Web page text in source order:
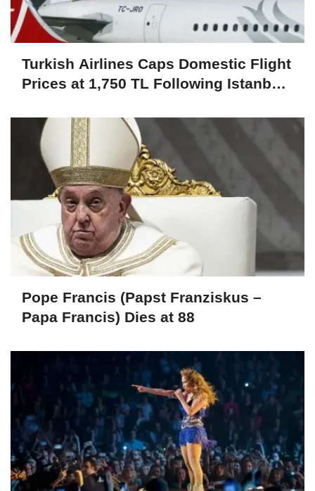
Turkish Airlines Caps Domestic Flight
Prices at 1,750 TL Following Istanbul
Pope Francis (Papst Franziskus –
Papa Francis) Dies at 88